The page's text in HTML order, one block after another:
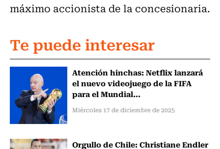
máximo accionista de la concesionaria.
Te puede interesar
Atención hinchas: Netflix lanzará
el nuevo videojuego de la FIFA
para el Mundial...
Miércoles 17 de diciembre de 2025
Orgullo de Chile: Christiane Endler